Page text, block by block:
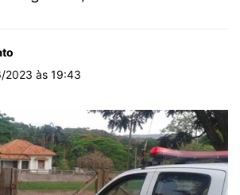
2023 às 19:43